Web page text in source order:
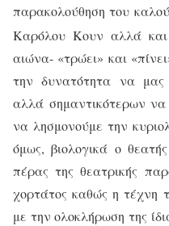
παρακολούθηση του
Καρόλου Κουν αλλά
αιώνα- «τρώει» και
την δυνατότητα να μας
αλλά σημαντικότερων
να λησμονούμε την
όμως, βιολογικά ο
πέρας της θεατρικής
χορτάτος καθώς η τέχνη
με την ολοκλήρωση της